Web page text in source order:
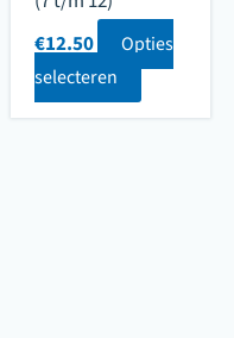
€12.50
Opties
selecteren